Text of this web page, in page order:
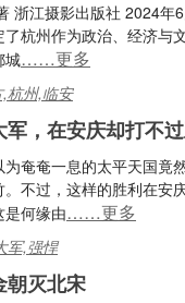
浙江摄影出版社 2024
杭州作为政治、经济与
城……更多
杭州,临安
，在安庆却打不
奄奄一息的太平天国竟
不过，这样的胜利在安
何缘由……更多
军,强悍
朝灭北宋